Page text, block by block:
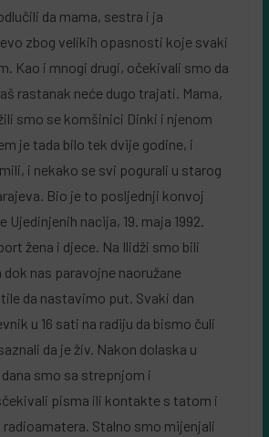
da mama, sestra i ja
zbog velikih opasnosti koje svaki
Kao i mnogi drugi, očekivali smo da
rastanak neće dugo trajati. Mama,
smo se komšinici Dinki i njenom
je tada bilo tek dvije godine, i
i nekako se svi pogurali u starog
Bio je to posljednji konvoj
Ujedinjenih nacija, 19. maja 1992.
žena i djece. Na Ilidži smo bili
nas paravojne naoružane
da nastavimo put. Svaki dan
u 16 sati na radiju da bismo čuli
da je živ. Nakon dolaska u
smo sa strepnjom i
pisma ili kontakte s tatom i
Stalno smo mijenjali